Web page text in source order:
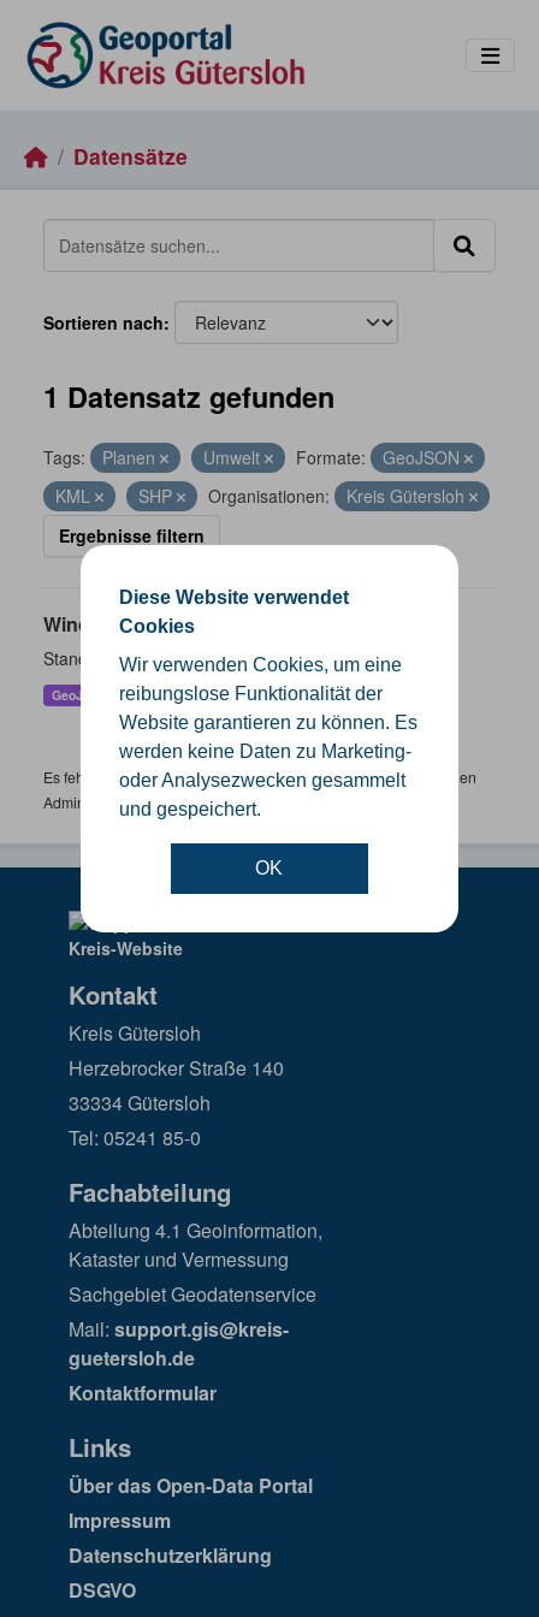
Diese Website verwendet
Cookies
Wir verwenden Cookies, um eine
reibungslose Funktionalität der
Website garantieren zu können. Es
werden keine Daten zu Marketing-
oder Analysezwecken gesammelt
und gespeichert.
OK
Datensätze
Sortieren nach
1 Datensatz gefunden
Tags: Planen Umwelt Formate:
GeoJSON
KML
SHP Organisationen:
Kreis Gütersloh
Ergebnisse filtern
Windenergieanlagen
Standorte der Windenergieanlagen im Kreis Gütersloh
GeoJSON KML SHP
Es fehlen spezifische Datensätze? Wenden Sie sich bitte an einen
Administrator unter:support.gis@kreis-guetersloh.de
Kontakt
Kreis Gütersloh
Herzebrocker Straße 140
33334 Gütersloh
Tel: 05241 85-0
Fachabteilung
Abteilung 4.1 Geoinformation,
Kataster und Vermessung
Sachgebiet Geodatenservice
Mail: support.gis@kreis-
guetersloh.de
Kontaktformular
Links
Über das Open-Data Portal
Impressum
Datenschutzerklärung
DSGVO